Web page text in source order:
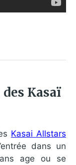
Kasaï
Kasai Allstars
dans un
age ou se